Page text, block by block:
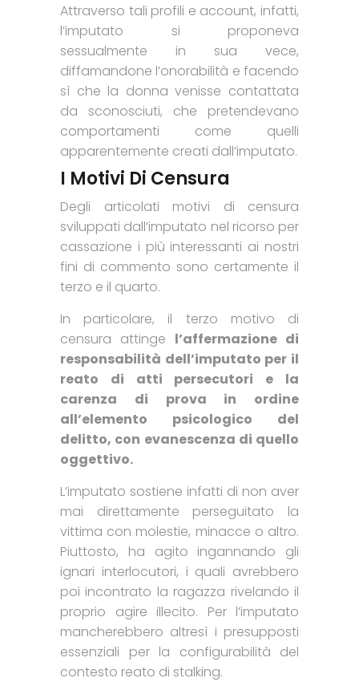
Attraverso tali profili e account, infatti,
l’imputato si proponeva
sessualmente in sua vece,
diffamandone l’onorabilità e facendo
sì che la donna venisse contattata
da sconosciuti, che pretendevano
comportamenti come quelli
apparentemente creati dall’imputato.
I Motivi Di Censura
Degli articolati motivi di censura
sviluppati dall’imputato nel ricorso per
cassazione i più interessanti ai nostri
fini di commento sono certamente il
terzo e il quarto.
In particolare, il terzo motivo di
censura attinge l’affermazione di
responsabilità dell’imputato per il
reato di atti persecutori e la
carenza di prova in ordine
all’elemento psicologico del
delitto, con evanescenza di quello
oggettivo.
L’imputato sostiene infatti di non aver
mai direttamente perseguitato la
vittima con molestie, minacce o altro.
Piuttosto, ha agito ingannando gli
ignari interlocutori, i quali avrebbero
poi incontrato la ragazza rivelando il
proprio agire illecito. Per l’imputato
mancherebbero altresì i presupposti
essenziali per la configurabilità del
contesto reato di stalking.